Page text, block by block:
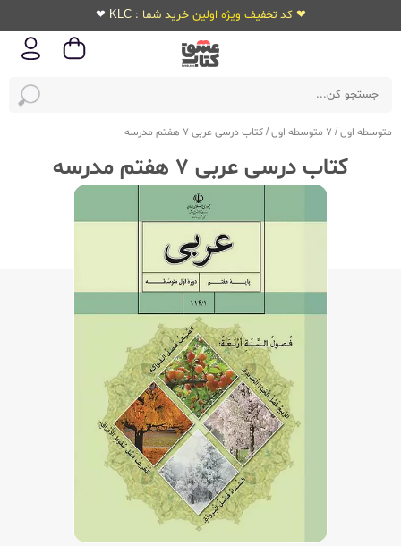
❤ کد تخفیف ویژه اولین خرید شما : KLC ❤
متوسطه اول/ 7 متوسطه اول /کتاب درسی عربی 7 هفتم مدرسه
کتاب درسی عربی 7 هفتم مدرسه